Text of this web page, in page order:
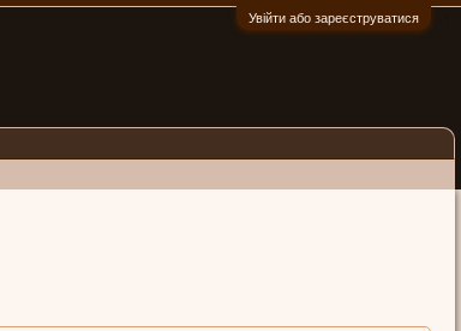
Увійти або зареєструватися